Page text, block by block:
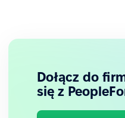
Dołącz do
się z